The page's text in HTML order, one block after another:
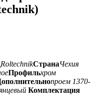
RoltechnikСтранаЧехия
Профильхром
проем 1370-
Комплектация